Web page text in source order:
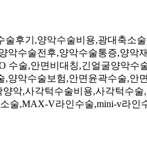
후기,양악수술비용,광대축소
수술전후,양악수술통증,양악
술,안면비대칭,긴얼굴양악수
악수술보험,안면윤곽수술,안
악,사각턱수술비용,사각턱수
술,MAX-V라인수술,mini-v라